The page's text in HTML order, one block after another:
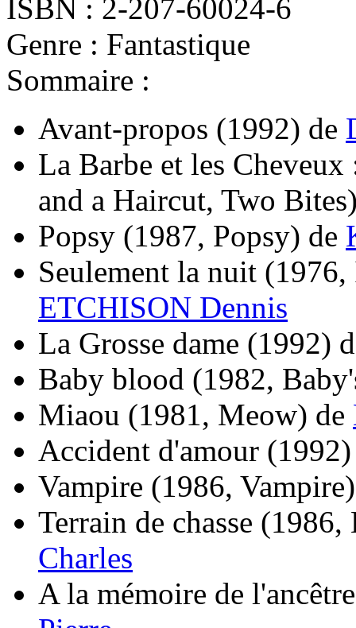
ISBN : 2-207-60024-6
Genre : Fantastique
Sommaire :
Avant-propos (1992) de
La Barbe et les Cheveux
and a Haircut, Two
Popsy (1987, Popsy) de
Seulement la nuit (1976,
ETCHISON Dennis
La Grosse dame (1992)
Baby blood (1982,
Miaou (1981, Meow) de
Accident d'amour (1992)
Vampire (1986, Vampire)
Terrain de chasse (1986,
Charles
A la mémoire de l'ancêtre